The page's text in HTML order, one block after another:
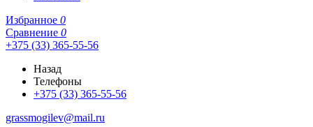
Избранное 0
Сравнение 0
+375 (33) 365-55-56
Назад
Телефоны
+375 (33) 365-55-56
grassmogilev@mail.ru